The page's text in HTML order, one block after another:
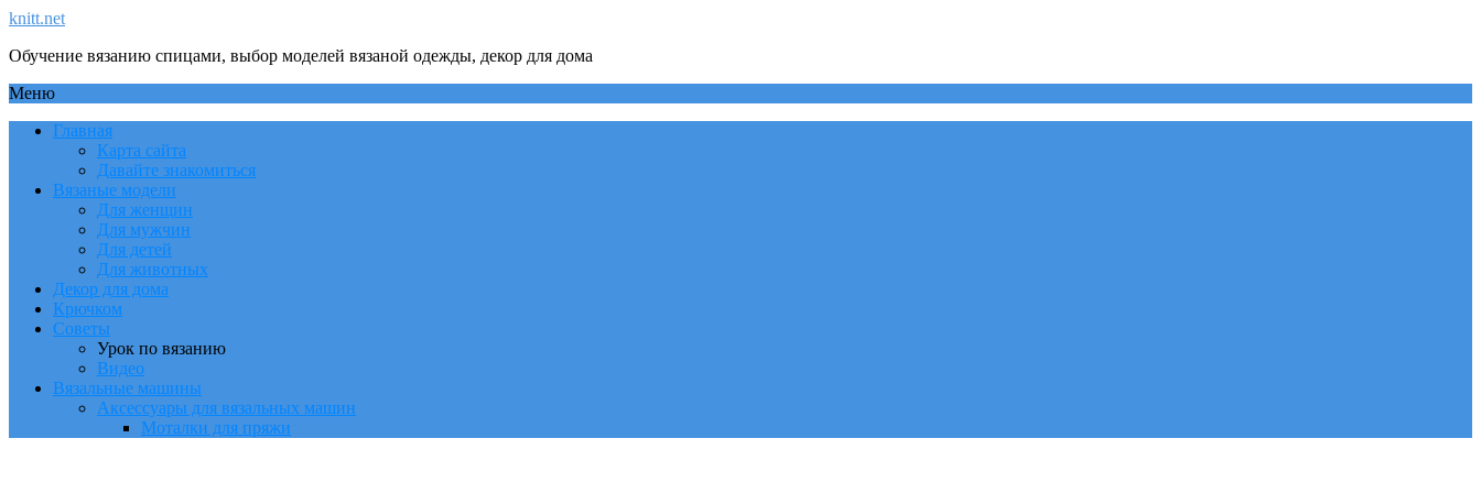
knitt.net
Обучение вязанию спицами, выбор моделей вязаной одежды, декор для дома
Меню
Главная
Карта сайта
Давайте знакомиться
Вязаные модели
Для женщин
Для мужчин
Для детей
Для животных
Декор для дома
Крючком
Советы
Урок по вязанию
Видео
Вязальные машины
Аксессуары для вязальных машин
Моталки для пряжи